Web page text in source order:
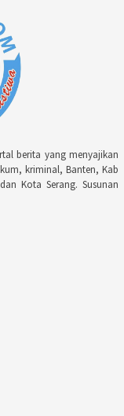
berita yang menyajikan
kriminal, Banten, Kab
Kota Serang. Susunan